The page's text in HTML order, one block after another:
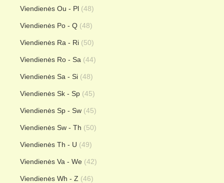
Viendienės Ou - Pl (48)
Viendienės Po - Q (48)
Viendienės Ra - Ri (50)
Viendienės Ro - Sa (44)
Viendienės Sa - Si (48)
Viendienės Sk - Sp (45)
Viendienės Sp - Sw (45)
Viendienės Sw - Th (50)
Viendienės Th - U (49)
Viendienės Va - We (42)
Viendienės Wh - Z (46)